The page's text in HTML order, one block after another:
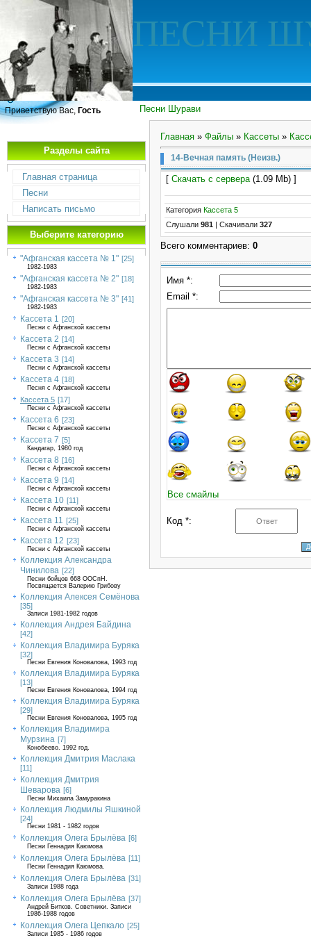
ПЕСНИ
Песни Шурави
Приветствую Вас, Гость
Разделы сайта
Главная страница
Песни
Написать письмо
Выберите категорию
"Афганская кассета № 1" [25]
1982-1983
"Афганская кассета № 2" [18]
1982-1983
"Афганская кассета № 3" [41]
1982-1983
Кассета 1 [20]
Песни с Афганской кассеты
Кассета 2 [14]
Песни с Афганской кассеты
Кассета 3 [14]
Песни с Афганской кассеты
Кассета 4 [18]
Песня с Афганской кассеты
Кассета 5 [17]
Песни с Афганской кассеты
Кассета 6 [23]
Песни с Афганской кассеты
Кассета 7 [5]
Кандагар, 1980 год
Кассета 8 [16]
Песни с Афганской кассеты
Кассета 9 [14]
Песни с Афганской кассеты
Кассета 10 [11]
Песни с Афганской кассеты
Кассета 11 [25]
Песни с Афганской кассеты
Кассета 12 [23]
Песни с Афганской кассеты
Коллекция Александра
Чинилова [22]
Песни бойцов 668 ООСпН.
Посвящается Валерию Грибову
Коллекция Алексея Семёнова
[35]
Записи 1981-1982 годов
Коллекция Андрея Байдина
[42]
Коллекция Владимира Буряка
[32]
Песни Евгения Коновалова, 1993 год
Коллекция Владимира Буряка
[13]
Песни Евгения Коновалова, 1994 год
Коллекция Владимира Буряка
[29]
Песни Евгения Коновалова, 1995 год
Коллекция Владимира
Мурзина [7]
Конобеево. 1992 год.
Коллекция Дмитрия Маслака
[11]
Коллекция Дмитрия
Шеварова [6]
Песни Михаила Замуракина
Коллекция Людмилы Яшкиной
[24]
Песни 1981 - 1982 годов
Коллекция Олега Брылёва [6]
Песни Геннадия Каюмова
Коллекция Олега Брылёва [11]
Песни Геннадия Каюмова.
Коллекция Олега Брылёва [31]
Записи 1988 года
Коллекция Олега Брылёва [37]
Андрей Битков. Советники. Записи
1986-1988 годов
Коллекция Олега Цепкало [25]
Записи 1985 - 1986 годов
Главная » Файлы » Кассеты »
14-Вечная память (Неизв.)
[ Скачать с сервера(1.09 Mb) ]
Категория Кассета 5
Слушали 981 Скачивали 327
Всего комментариев: 0
Имя *:
Email *:
Все смайлы
Код *: